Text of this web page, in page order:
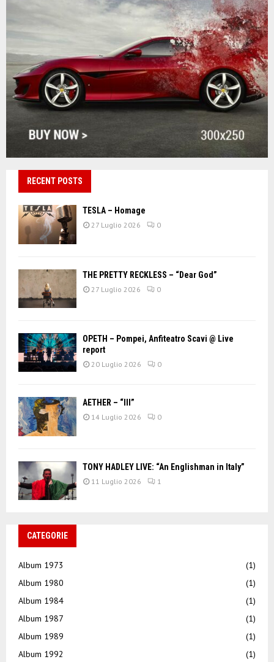
RECENT POSTS
TESLA – Homage
27 Luglio 2026 0
THE PRETTY RECKLESS – “Dear God”
27 Luglio 2026 0
OPETH – Pompei, Anfiteatro Scavi @ Live
report
20 Luglio 2026 0
AETHER – “III”
14 Luglio 2026 0
TONY HADLEY LIVE: “An Englishman in Italy”
11 Luglio 2026 1
CATEGORIE
Album 1973
(1)
Album 1980
(1)
Album 1984
(1)
Album 1987
(1)
Album 1989
(1)
Album 1992
(1)